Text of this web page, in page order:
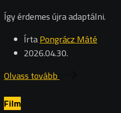
Így érdemes újra adaptálni.
ÍrtaPongrácz Máté
2026.04.30.
Olvass tovább
Film